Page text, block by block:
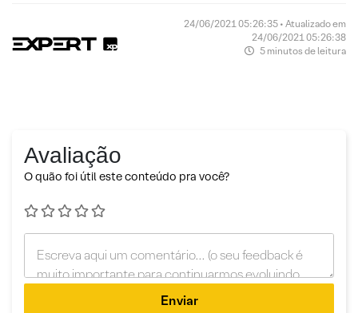
24/06/2021 05:26:35 • Atualizado em
24/06/2021 05:26:38
5 minutos de leitura
Avaliação
O quão foi útil este conteúdo pra você?
Enviar